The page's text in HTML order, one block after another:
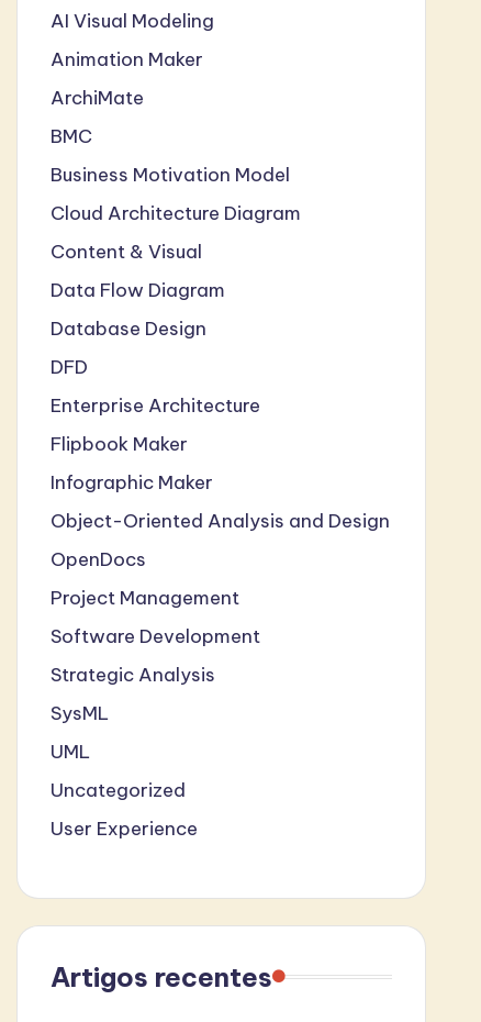
AI Visual Modeling
Animation Maker
ArchiMate
BMC
Business Motivation Model
Cloud Architecture Diagram
Content & Visual
Data Flow Diagram
Database Design
DFD
Enterprise Architecture
Flipbook Maker
Infographic Maker
Object-Oriented Analysis and Design
OpenDocs
Project Management
Software Development
Strategic Analysis
SysML
UML
Uncategorized
User Experience
Artigos recentes